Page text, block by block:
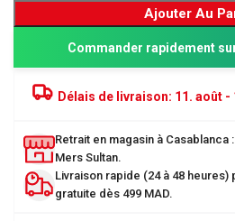
Ajouter Au
Commander rapidement
Délais de livraison: 11. août -
Retrait en magasin à Casablanca
Mers Sultan.
Livraison rapide (24 à 48 heures)
gratuite dès 499 MAD.